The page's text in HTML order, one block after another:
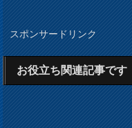
スポンサードリンク
お役立ち関連記事です